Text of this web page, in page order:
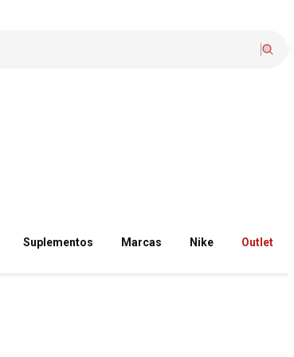
Suplementos Marcas Nike Outlet